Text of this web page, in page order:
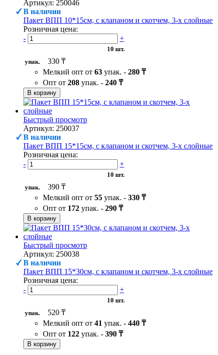
Артикул: 250046
В наличии
Пакет ВПП 10*15см, с клапаном и скотчем, 3-х слойные
Розничная цена:
-
+
10 шт.
упак.
330 ₸
Мелкий опт от 63 упак. - 280 ₸
Опт от 208 упак. - 240 ₸
В корзину
Быстрый просмотр
Артикул: 250037
В наличии
Пакет ВПП 15*15см, с клапаном и скотчем, 3-х слойные
Розничная цена:
-
+
10 шт.
упак.
390 ₸
Мелкий опт от 55 упак. - 330 ₸
Опт от 172 упак. - 290 ₸
В корзину
Быстрый просмотр
Артикул: 250038
В наличии
Пакет ВПП 15*30см, с клапаном и скотчем, 3-х слойные
Розничная цена:
-
+
10 шт.
упак.
520 ₸
Мелкий опт от 41 упак. - 440 ₸
Опт от 122 упак. - 390 ₸
В корзину